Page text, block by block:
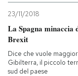
23/11/2018
La Spagna minaccia
Brexit
Dice che vuole
Gibilterra, il piccolo
sud del paese